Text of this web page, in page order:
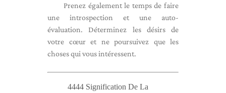
Prenez également le temps de faire
une introspection et une auto-
évaluation. Déterminez les désirs de
votre cœur et ne poursuivez que les
choses qui vous intéressent.
4444 Signification De La